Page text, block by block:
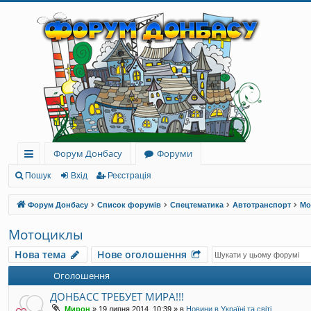
ви
дк
и
й
до
ст
уп
Форум Донбасу
Форуми
Пошук Вхід Реєстрація
Форум Донбасу Список форумів Спецтематика Автотранспорт
Мотоциклы
Нова тема Нове оголошення
Оголошення
ДОНБАСС ТРЕБУЕТ МИРА!!!
Мирон » 19 липня 2014, 10:39 » в Новини в Україні та світі